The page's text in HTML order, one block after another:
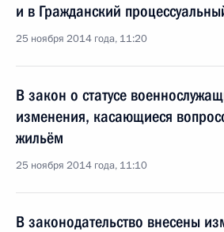
и в Гражданский
25 ноября 2014 года, 11:20
В закон о статусе
изменения, касающиеся
жильём
25 ноября 2014 года, 11:10
В законодательство внесены